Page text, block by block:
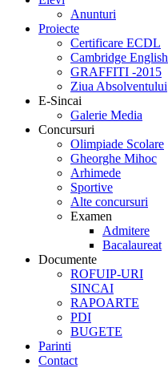
Anunturi
Proiecte
Certificare ECDL
Cambridge English
GRAFFITI -2015
Ziua Absolventului
E-Sincai
Galerie Media
Concursuri
Olimpiade Scolare
Gheorghe Mihoc
Arhimede
Sportive
Alte concursuri
Examen
Admitere
Bacalaureat
Documente
ROFUIP-URI
SINCAI
RAPOARTE
PDI
BUGETE
Parinti
Contact